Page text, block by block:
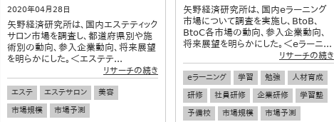
2020年04月28日
矢野経済研究所は、国内エステティック
サロン市場を調査し、都道府県別や施
術別の動向、参入企業動向、将来展望
を明らかにした。＜エステテ...
リサーチの続き
エステ エステサロン
美容
市場規模
市場予測
矢野経済研究所は、国内eラーニング
市場について調査を実施し、BtoB、
BtoC各市場の動向、参入企業動向、
将来展望を明らかにした。＜eラーニ...
リサーチの続き
eラーニング 学習 勉強
人材育成
研修
社員研修 企業研修
学習塾
予備校
市場規模 市場予測